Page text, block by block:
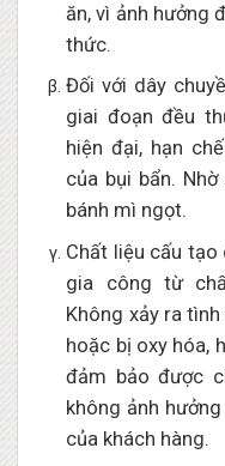
ăn, vì ảnh hưởng
thức.
Đối với dây
giai đoạn đều
hiện đại, hạn
của bụi bẩn.
bánh mì ngọt.
Chất liệu cấu
gia công từ
Không xảy ra
hoặc bị oxy hóa,
đảm bảo được
không ảnh
của khách hàng.